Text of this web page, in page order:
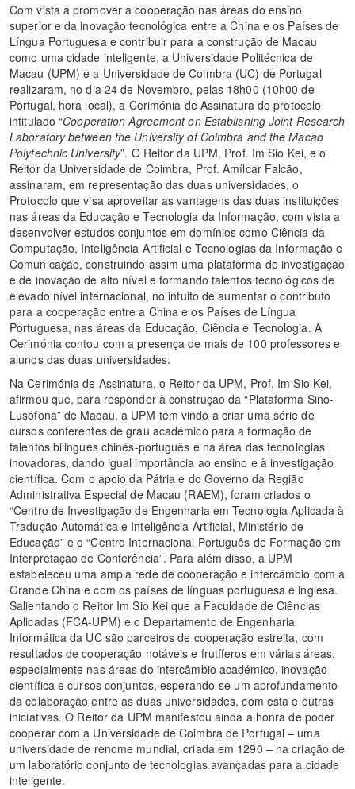
Com vista a promover a cooperação nas áreas do ensino
superior e da inovação tecnológica entre a China e os Países de
Língua Portuguesa e contribuir para a construção de Macau
como uma cidade inteligente, a Universidade Politécnica de
Macau (UPM) e a Universidade de Coimbra (UC) de Portugal
realizaram, no dia 24 de Novembro, pelas 18h00 (10h00 de
Portugal, hora local), a Cerimónia de Assinatura do protocolo
intitulado “Cooperation Agreement on Establishing Joint Research
Laboratory between the University of Coimbra and the Macao
Polytechnic University”. O Reitor da UPM, Prof. Im Sio Kei, e o
Reitor da Universidade de Coimbra, Prof. Amílcar Falcão,
assinaram, em representação das duas universidades, o
Protocolo que visa aproveitar as vantagens das duas instituições
nas áreas da Educação e Tecnologia da Informação, com vista a
desenvolver estudos conjuntos em domínios como Ciência da
Computação, Inteligência Artificial e Tecnologias da Informação e
Comunicação, construindo assim uma plataforma de investigação
e de inovação de alto nível e formando talentos tecnológicos de
elevado nível internacional, no intuito de aumentar o contributo
para a cooperação entre a China e os Países de Língua
Portuguesa, nas áreas da Educação, Ciência e Tecnologia. A
Cerimónia contou com a presença de mais de 100 professores e
alunos das duas universidades.
Na Cerimónia de Assinatura, o Reitor da UPM, Prof. Im Sio Kei,
afirmou que, para responder à construção da “Plataforma Sino-
Lusófona” de Macau, a UPM tem vindo a criar uma série de
cursos conferentes de grau académico para a formação de
talentos bilingues chinês-português e na área das tecnologias
inovadoras, dando igual importância ao ensino e à investigação
científica. Com o apoio da Pátria e do Governo da Região
Administrativa Especial de Macau (RAEM), foram criados o
“Centro de Investigação de Engenharia em Tecnologia Aplicada à
Tradução Automática e Inteligência Artificial, Ministério de
Educação” e o “Centro Internacional Português de Formação em
Interpretação de Conferência”. Para além disso, a UPM
estabeleceu uma ampla rede de cooperação e intercâmbio com a
Grande China e com os países de línguas portuguesa e inglesa.
Salientando o Reitor Im Sio Kei que a Faculdade de Ciências
Aplicadas (FCA-UPM) e o Departamento de Engenharia
Informática da UC são parceiros de cooperação estreita, com
resultados de cooperação notáveis e frutíferos em várias áreas,
especialmente nas áreas do intercâmbio académico, inovação
científica e cursos conjuntos, esperando-se um aprofundamento
da colaboração entre as duas universidades, com esta e outras
iniciativas. O Reitor da UPM manifestou ainda a honra de poder
cooperar com a Universidade de Coimbra de Portugal – uma
universidade de renome mundial, criada em 1290 – na criação de
um laboratório conjunto de tecnologias avançadas para a cidade
inteligente.